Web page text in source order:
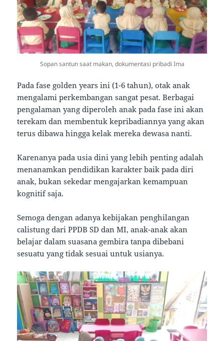
Sopan santun saat makan, dokumentasi pribadi Ima
Pada fase golden years ini (1-6 tahun), otak anak
mengalami perkembangan sangat pesat. Berbagai
pengalaman yang diperoleh anak pada fase ini akan
terekam dan membentuk kepribadiannya yang akan
terus dibawa hingga kelak mereka dewasa nanti.
Karenanya pada usia dini yang lebih penting adalah
menanamkan pendidikan karakter baik pada diri
anak, bukan sekedar mengajarkan kemampuan
kognitif saja.
Semoga dengan adanya kebijakan penghilangan
calistung dari PPDB SD dan MI, anak-anak akan
belajar dalam suasana gembira tanpa dibebani
sesuatu yang tidak sesuai untuk usianya.